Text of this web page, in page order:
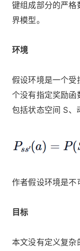
键组成部分的严格
界模型。
环境
假设环境是一个
个没有指定奖励
包括状态空间 S、
作者假设环境是不
目标
本文没有定义复杂